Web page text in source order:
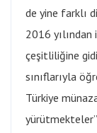
de yine farklı
2016
çeşitliliğine
sınıflarıyla
Türkiye